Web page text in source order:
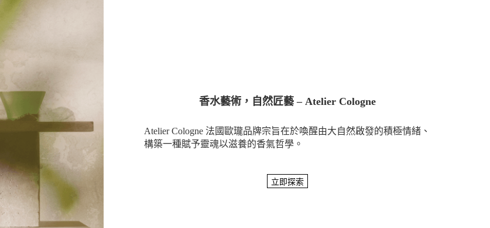
香水藝術，自然匠藝 – Atelier Cologne
Atelier Cologne 法國歐瓏品牌宗旨在於喚醒由大自然啟發的積極情緒、
構築一種賦予靈魂以滋養的香氣哲學。